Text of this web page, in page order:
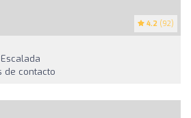
4.2 (92)
de contacto